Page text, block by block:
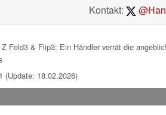
Kontakt:
Fold3 & Flip3: Ein Händler verrät die
(Update: 18.02.2026)